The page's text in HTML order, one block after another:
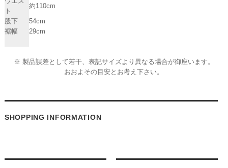
ト
約110cm
股下
54cm
裾幅
29cm
※ 製品誤差として若干、表記サイズより異なる場合が御座います。
おおよその目安とお考え下さい。
SHOPPING INFORMATION